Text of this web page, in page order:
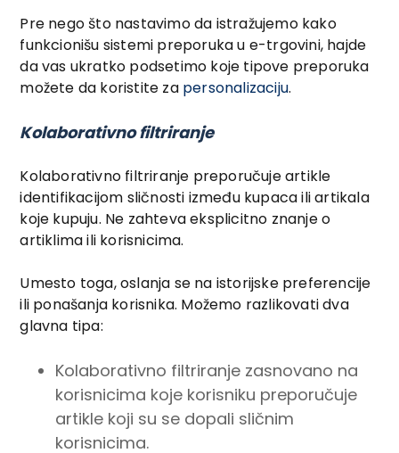
Pre nego što nastavimo da istražujemo kako
funkcionišu sistemi preporuka u e-trgovini, hajde
da vas ukratko podsetimo koje tipove preporuka
možete da koristite za personalizaciju.
Kolaborativno filtriranje
Kolaborativno filtriranje preporučuje artikle
identifikacijom sličnosti između kupaca ili artikala
koje kupuju. Ne zahteva eksplicitno znanje o
artiklima ili korisnicima.
Umesto toga, oslanja se na istorijske preferencije
ili ponašanja korisnika. Možemo razlikovati dva
glavna tipa:
Kolaborativno filtriranje zasnovano na
korisnicima koje korisniku preporučuje
artikle koji su se dopali sličnim
korisnicima.